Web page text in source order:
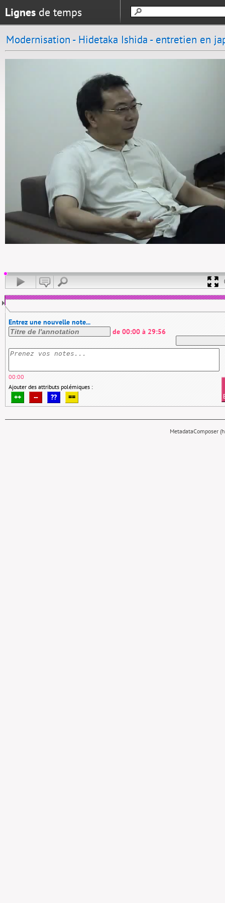
Lignes de temps
Modernisation - Hidetaka Ishida - entretien en
Entrez une nouvelle note...
de 00:00 à 29:56
00:00
Ajouter des attributs polémiques :
++ -- ?? ==
MetadataComposer